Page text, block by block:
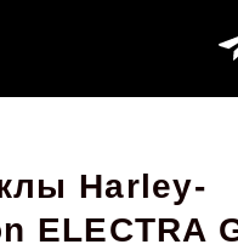
Harley-
ELECTRA